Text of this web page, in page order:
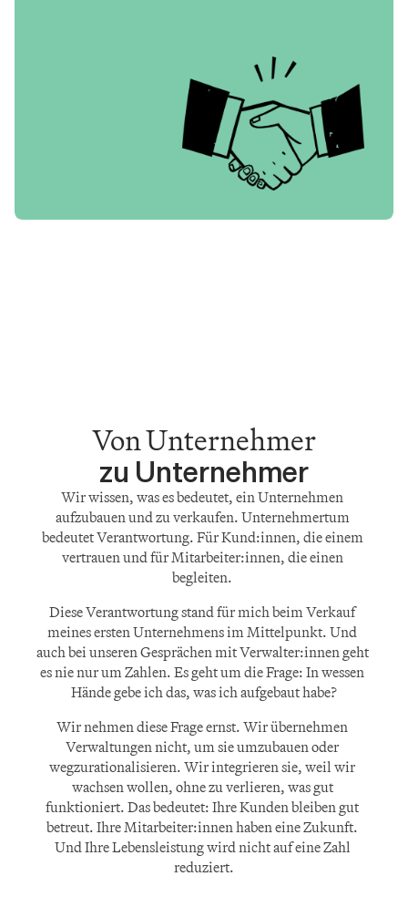
Von Unternehmer
zu Unternehmer
Wir wissen, was es bedeutet, ein Unternehmen
aufzubauen und zu verkaufen. Unternehmertum
bedeutet Verantwortung. Für Kund:innen, die einem
vertrauen und für Mitarbeiter:innen, die einen
begleiten.
Diese Verantwortung stand für mich beim Verkauf
meines ersten Unternehmens im Mittelpunkt. Und
auch bei unseren Gesprächen mit Verwalter:innen geht
es nie nur um Zahlen. Es geht um die Frage: In wessen
Hände gebe ich das, was ich aufgebaut habe?
Wir nehmen diese Frage ernst. Wir übernehmen
Verwaltungen nicht, um sie umzubauen oder
wegzurationalisieren. Wir integrieren sie, weil wir
wachsen wollen, ohne zu verlieren, was gut
funktioniert. Das bedeutet: Ihre Kunden bleiben gut
betreut. Ihre Mitarbeiter:innen haben eine Zukunft.
Und Ihre Lebensleistung wird nicht auf eine Zahl
reduziert.